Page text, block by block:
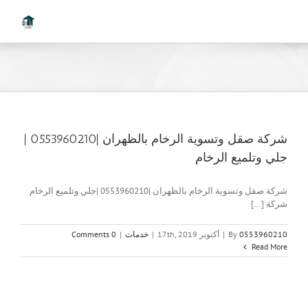
شركة صقل وتسوية الرخام بالظهران |0553960210 |
جلي وتلميع الرخام
شركة صقل وتسوية الرخام بالظهران |0553960210 |جلي وتلميع الرخام
شركة [...]
By 0553960210
| أكتوبر 17th, 2019 | خدمات |
0 Comments
Read More